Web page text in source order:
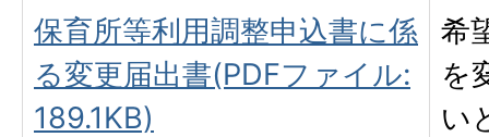
保育所等利用調整申込書に係
る変更届出書(PDFファイル:
189.1KB)
希
を
い